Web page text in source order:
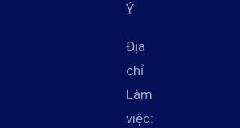
Ý
Địa
chỉ
Làm
việc: